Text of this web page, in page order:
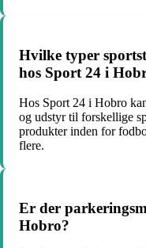
Hvilke typer
hos Sport 24 i
Hos Sport 24 i Hobro
og udstyr til forskellige
produkter inden for
flere.
Er der
Hobro?